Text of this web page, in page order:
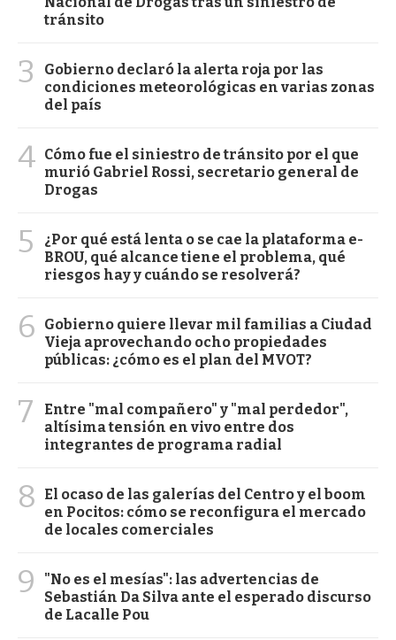
tránsito
3
Gobierno declaró la alerta roja por las
condiciones meteorológicas en varias zonas
del país
4 Cómo fue el siniestro de tránsito por el que
murió Gabriel Rossi, secretario general de
Drogas
5
¿Por qué está lenta o se cae la plataforma e-
BROU, qué alcance tiene el problema, qué
riesgos hay y cuándo se resolverá?
6
Gobierno quiere llevar mil familias a Ciudad
Vieja aprovechando ocho propiedades
públicas: ¿cómo es el plan del MVOT?
7
Entre "mal compañero" y "mal perdedor",
altísima tensión en vivo entre dos
integrantes de programa radial
8
El ocaso de las galerías del Centro y el boom
en Pocitos: cómo se reconfigura el mercado
de locales comerciales
9
"No es el mesías": las advertencias de
Sebastián Da Silva ante el esperado discurso
de Lacalle Pou